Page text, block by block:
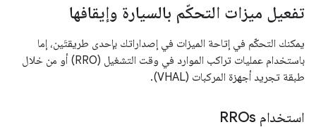
تفعيل ميزات التحكّم بالسيارة وإيقافها
يمكنك التحكّم في إتاحة الميزات في إصداراتك بإحدى طريقتَين، إما
باستخدام عمليات تراكب الموارد في وقت التشغيل (RRO) أو من خلال
طبقة تجريد أجهزة المركبات (VHAL).
استخدام RROs